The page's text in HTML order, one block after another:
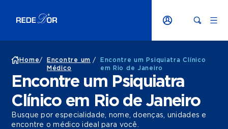
Home/
Encontre um
Médico
/
Encontre um Psiquiatra Clínico
em Rio de Janeiro
Encontre um Psiquiatra
Clínico em Rio de Janeiro
Busque por especialidade, nome, doenças, unidades e
encontre o médico ideal para você.